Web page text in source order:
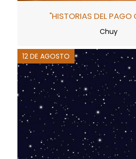
"HISTORIAS DEL PAGO
Chuy
12 DE AGOSTO